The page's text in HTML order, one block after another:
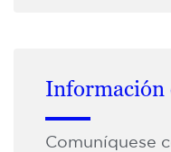
Información
Comuníquese